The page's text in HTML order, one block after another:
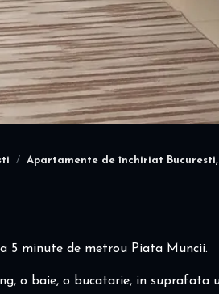
Apartamente de închiriat Bucuresti,
5 minute de metrou Piata Muncii.
o baie, o bucatarie, in suprafata